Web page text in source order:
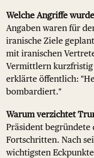
Welche Angriffe
Angaben waren für
iranische Ziele
mit iranischen
Vermittlern
erklärte öffentlich:
bombardiert."
Warum verzichtet
Präsident
Fortschritten. Nach
wichtigsten